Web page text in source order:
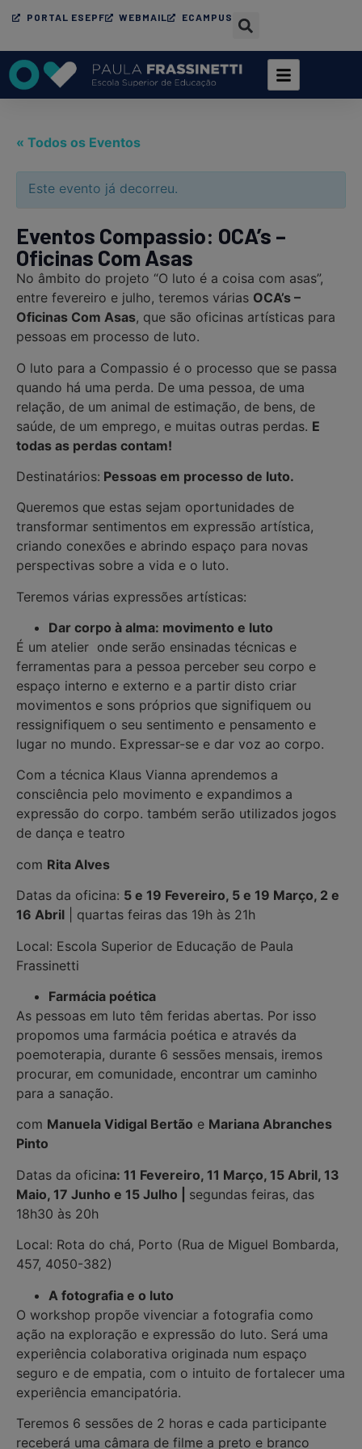
PORTAL ESEPF WEBMAIL ECAMPUS
« Todos os Eventos
Este evento já decorreu.
Eventos Compassio: OCA’s –
Oficinas Com Asas
No âmbito do projeto “O luto é a coisa com asas”,
entre fevereiro e julho, teremos várias OCA’s –
Oficinas Com Asas, que são oficinas artísticas para
pessoas em processo de luto.
O luto para a Compassio é o processo que se passa
quando há uma perda. De uma pessoa, de uma
relação, de um animal de estimação, de bens, de
saúde, de um emprego, e muitas outras perdas. E
todas as perdas contam!
Destinatários: Pessoas em processo de luto.
Queremos que estas sejam oportunidades de
transformar sentimentos em expressão artística,
criando conexões e abrindo espaço para novas
perspectivas sobre a vida e o luto.
Teremos várias expressões artísticas:
Dar corpo à alma: movimento e luto
É um atelier onde serão ensinadas técnicas e
ferramentas para a pessoa perceber seu corpo e
espaço interno e externo e a partir disto criar
movimentos e sons próprios que signifiquem ou
ressignifiquem o seu sentimento e pensamento e
lugar no mundo. Expressar-se e dar voz ao corpo.
Com a técnica Klaus Vianna aprendemos a
consciência pelo movimento e expandimos a
expressão do corpo. também serão utilizados jogos
de dança e teatro
com Rita Alves
Datas da oficina: 5 e 19 Fevereiro, 5 e 19 Março, 2 e
16 Abril | quartas feiras das 19h às 21h
Local: Escola Superior de Educação de Paula
Frassinetti
Farmácia poética
As pessoas em luto têm feridas abertas. Por isso
propomos uma farmácia poética e através da
poemoterapia, durante 6 sessões mensais, iremos
procurar, em comunidade, encontrar um caminho
para a sanação.
com Manuela Vidigal Bertão e Mariana Abranches
Pinto
Datas da oficina: 11 Fevereiro, 11 Março, 15 Abril, 13
Maio, 17 Junho e 15 Julho | segundas feiras, das
18h30 às 20h
Local: Rota do chá, Porto (Rua de Miguel Bombarda,
457, 4050-382)
A fotografia e o luto
O workshop propõe vivenciar a fotografia como
ação na exploração e expressão do luto. Será uma
experiência colaborativa originada num espaço
seguro e de empatia, com o intuito de fortalecer uma
experiência emancipatória.
Teremos 6 sessões de 2 horas e cada participante
receberá uma câmara de filme a preto e branco